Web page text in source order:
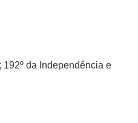
da Independência e